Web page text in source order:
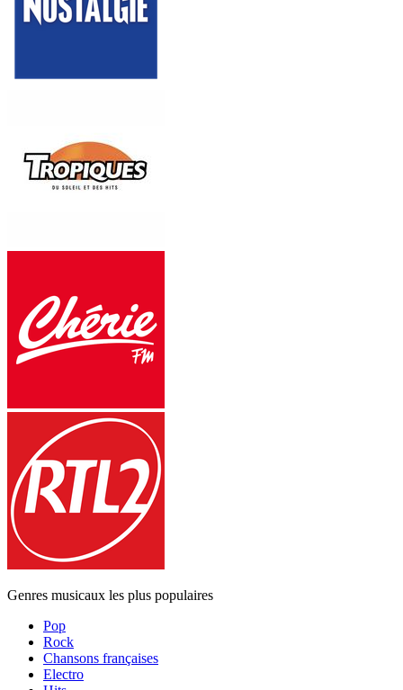
Genres musicaux les plus populaires
Pop
Rock
Chansons françaises
Electro